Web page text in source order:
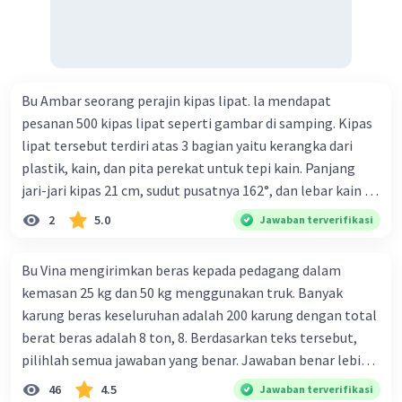
interface, maka kelas tersebut diharuskan
untuk menyediakan implementasi untuk
semua metode yang dideklarasikan dalam
interface tersebut.
Interface dapat digunakan untuk
menciptakan multiple inheritance dalam
interface.
Interface tidak dapat memiliki variabel
anggota, konstruktor, atau metode
dengan implementasi.
Interface dideklarasikan dengan kata kunci
interface
Bu Ambar seorang perajin kipas lipat. la mendapat
pesanan 500 kipas lipat seperti gambar di samping. Kipas
lipat tersebut terdiri atas 3 bagian yaitu kerangka dari
plastik, kain, dan pita perekat untuk tepi kain. Panjang
jari-jari kipas 21 cm, sudut pusatnya 162°, dan lebar kain 14
cm. Biaya kerangka dan tali sebesar Rp1.800,00 per buah,
kain sebesar Rp40.000,00/m², dan pita perekat
Rp6.500,00 per buah. Tentukan total keuntungan yang
diperoleh Bu Ambar.
2 5.0 Jawaban terverifikasi
Bu Vina mengirimkan beras kepada pedagang dalam
kemasan 25 kg dan 50 kg menggunakan truk. Banyak
karung beras keseluruhan adalah 200 karung dengan total
berat beras adalah 8 ton, 8. Berdasarkan teks tersebut,
pilihlah semua jawaban yang benar. Jawaban benar lebih
dari satu. Banyak karung beras kemasan 25 kg adalah 50
46 4.5 Jawaban terverifikasi